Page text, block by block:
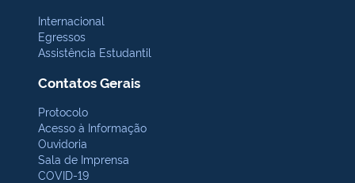
Internacional
Egressos
Assistência Estudantil
Contatos Gerais
Protocolo
Acesso à Informação
Ouvidoria
Sala de Imprensa
COVID-19